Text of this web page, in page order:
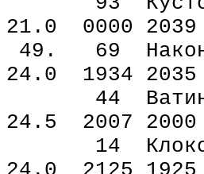
21.0 0000 2039
49. 69
24.0 1934 2035
44
24.5 2007
14